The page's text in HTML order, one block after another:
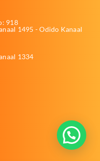
918
1495 - Odido Kanaal
1334